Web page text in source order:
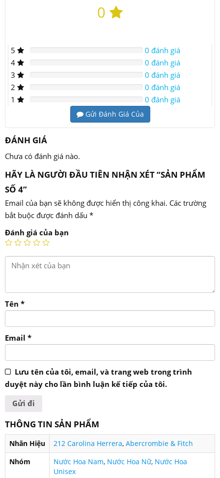
0
5
0 đánh giá
4
0 đánh giá
3
0 đánh giá
2
0 đánh giá
1
0 đánh giá
Gửi Đánh Giá Của
ĐÁNH GIÁ
Chưa có đánh giá nào.
HÃY LÀ NGƯỜI ĐẦU TIÊN NHẬN XÉT “SẢN PHẨM
SỐ 4”
Email của bạn sẽ không được hiển thị công khai. Các trường
bắt buộc được đánh dấu *
Đánh giá của bạn
Tên *
Email *
Lưu tên của tôi, email, và trang web trong trình
duyệt này cho lần bình luận kế tiếp của tôi.
THÔNG TIN SẢN PHẨM
Nhãn Hiệu 212 Carolina Herrera, Abercrombie & Fitch
Nhóm
Nước Hoa Nam, Nước Hoa Nữ, Nước Hoa
Unisex